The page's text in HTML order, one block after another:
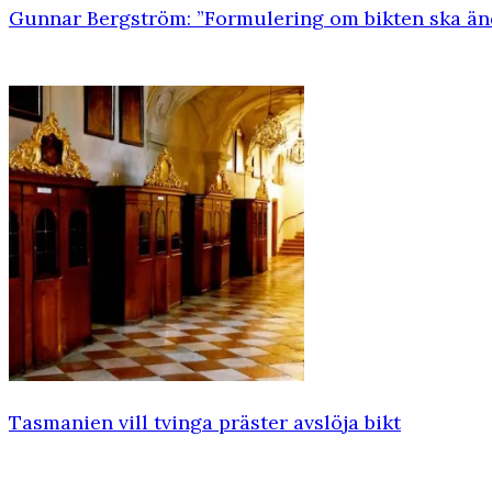
Gunnar Bergström: ”Formulering om bikten ska
Tasmanien vill tvinga präster avslöja bikt